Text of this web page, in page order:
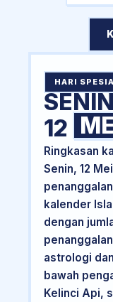
HARI
12
Ringkasan
Senin, 12
kalender
dengan
astrologi
bawah
Kelinci Api,